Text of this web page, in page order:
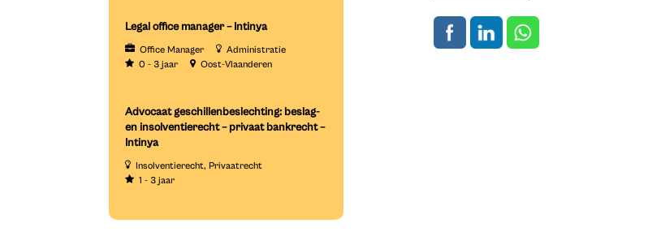
Legal office manager – Intinya
Office Manager
Administratie
0 - 3 jaar
Oost-Vlaanderen
Advocaat geschillenbeslechting: beslag-
en insolventierecht – privaat bankrecht –
Intinya
Insolventierecht Privaatrecht
1 - 3 jaar